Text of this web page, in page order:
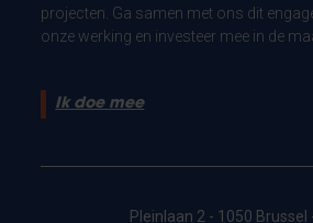
projecten. Ga samen met ons dit
onze werking en investeer mee in de
Ik doe mee
Pleinlaan 2 - 1050 Brussel